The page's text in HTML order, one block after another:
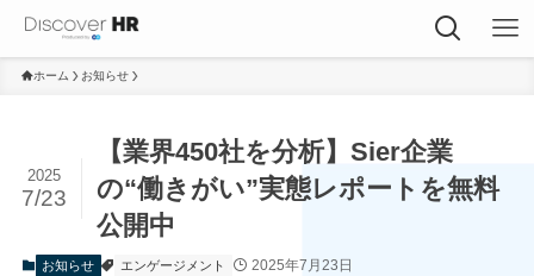
ホーム お知らせ
【業界450社を分析】Sier企業
の“働きがい”実態レポートを無料
公開中
2025
7/23
お知らせ エンゲージメント 2025年7月23日